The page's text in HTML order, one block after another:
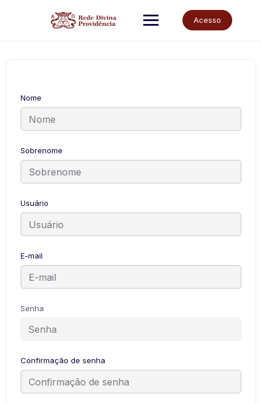
Acesso
Nome
Sobrenome
Usuário
E-mail
Senha
Confirmação de senha